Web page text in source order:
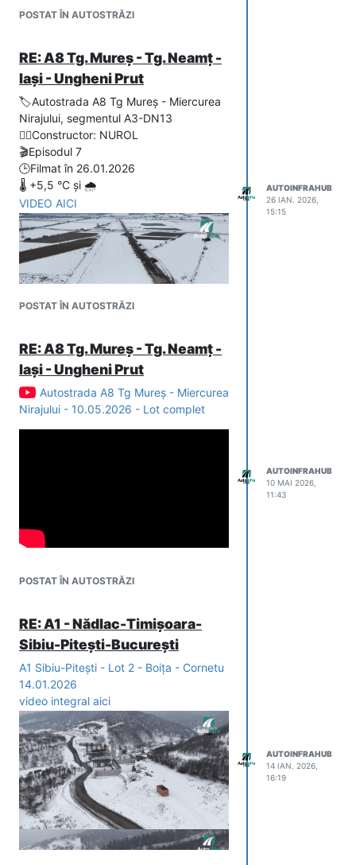
canalde la KM 5+020. Asta arată
POSTAT ÎN AUTOSTRĂZI
RE: A8 Tg. Mureș - Tg. Neamț -
Iași - Ungheni Prut
🏷️Autostrada A8 Tg Mureș - Miercurea
Nirajului, segmentul A3-DN13
👷‍♂️Constructor: NUROL
🎬Episodul 7
🕒Filmat în 26.01.2026
🌡️ +5,5 °C și 🌧️
VIDEO AICI
POSTAT ÎN AUTOSTRĂZI
AUTOINFRAHUB
26 IAN. 2026,
15:15
RE: A8 Tg. Mureș - Tg. Neamț -
Iași - Ungheni Prut
Autostrada A8 Tg Mureș - Miercurea
Nirajului - 10.05.2026 - Lot complet
POSTAT ÎN AUTOSTRĂZI
AUTOINFRAHUB
10 MAI 2026,
11:43
RE: A1 - Nădlac-Timișoara-
Sibiu-Pitești-București
A1 Sibiu-Pitești - Lot 2 - Boița - Cornetu
14.01.2026
video integral aici
AUTOINFRAHUB
14 IAN. 2026,
16:19